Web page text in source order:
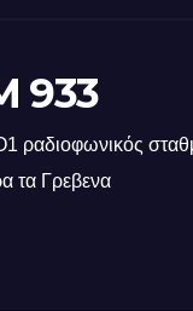
933
ραδιοφωνικός
τα Γρεβενα